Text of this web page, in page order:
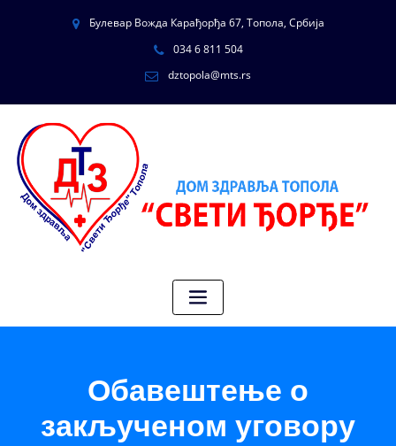
Булевар Вожда Карађорђа 67, Топола, Србија
034 6 811 504
dztopola@mts.rs
Обавештење о
закљученом уговору